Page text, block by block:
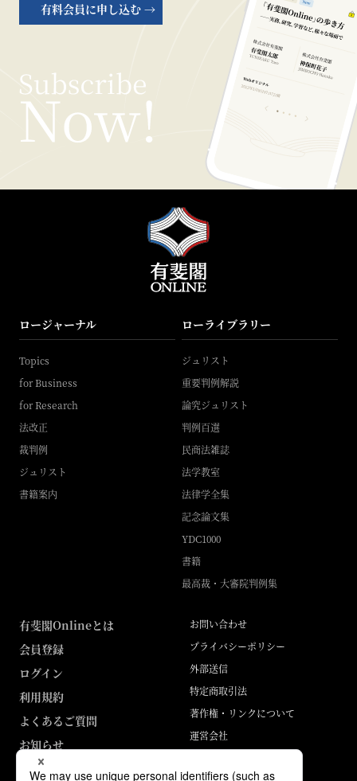
有料会員に申し込む →
ロージャーナル
Topics
for Business
for Research
法改正
裁判例
ジュリスト
書籍案内
ローライブラリー
ジュリスト
重要判例解説
論究ジュリスト
判例百選
民商法雑誌
法学教室
法律学全集
記念論文集
YDC1000
書籍
最高裁・大審院判例集
有斐閣Onlineとは
会員登録
ログイン
利用規約
よくあるご質問
お知らせ
お問い合わせ
プライバシーポリシー
外部送信
特定商取引法
著作権・リンクについて
運営会社